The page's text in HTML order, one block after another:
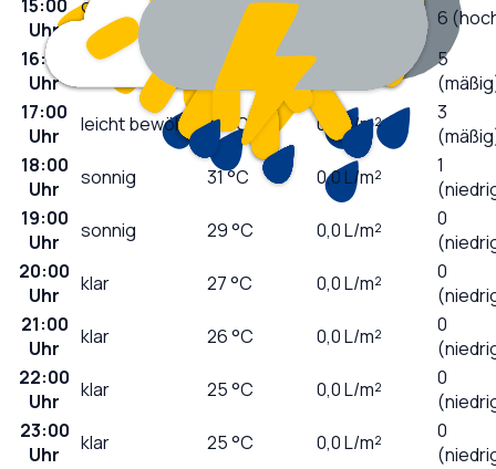
15:00
Uhr
örtlich
Regenschauer
°C
6
16:00
Uhr
31°C
5
17:00
Uhr
leicht bewölkt 31 °C 0,0 L/m²
3
18:00
Uhr
sonnig 31°C 0,0 L/m²
1
19:00
Uhr
sonnig 29°C 0,0L/m²
0
20:00
Uhr
klar 27°C 0,0L/m²
0
21:00
Uhr
klar 26°C 0,0L/m²
0
22:00
Uhr
klar 25°C 0,0L/m²
0
23:00
Uhr
klar 25°C 0,0L/m²
0